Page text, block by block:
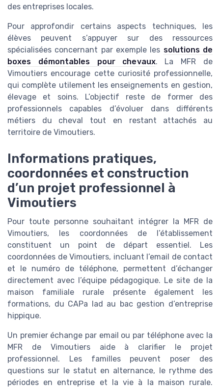
des entreprises locales.
Pour approfondir certains aspects techniques, les
élèves peuvent s’appuyer sur des ressources
spécialisées concernant par exemple les solutions de
boxes démontables pour chevaux. La MFR de
Vimoutiers encourage cette curiosité professionnelle,
qui complète utilement les enseignements en gestion,
élevage et soins. L’objectif reste de former des
professionnels capables d’évoluer dans différents
métiers du cheval tout en restant attachés au
territoire de Vimoutiers.
Informations pratiques,
coordonnées et construction
d’un projet professionnel à
Vimoutiers
Pour toute personne souhaitant intégrer la MFR de
Vimoutiers, les coordonnées de l’établissement
constituent un point de départ essentiel. Les
coordonnées de Vimoutiers, incluant l’email de contact
et le numéro de téléphone, permettent d’échanger
directement avec l’équipe pédagogique. Le site de la
maison familiale rurale présente également les
formations, du CAPa lad au bac gestion d’entreprise
hippique.
Un premier échange par email ou par téléphone avec la
MFR de Vimoutiers aide à clarifier le projet
professionnel. Les familles peuvent poser des
questions sur le statut en alternance, le rythme des
périodes en entreprise et la vie à la maison rurale.